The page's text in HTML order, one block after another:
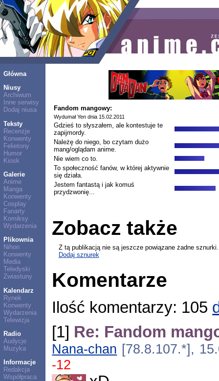
Główna
Niusy
Archiwum
Inne serwisy
Dodaj niusa
Teksty
Recenzje
Konwenty
Felietony
Humor
Kiosk
Galerie
Anime
Manga
Konwenty
Cosplay
Fanarty
Komiksy
Wydarzenia
Plikownia
Nihon
Konwenty
Media
Teledyski
Zwiastuny
Kalendarz
Rynek
Konwenty
Wydarzenia
Telewizja
Radio
Audycje
Muzyka
Informacje
Redakcja
Współpraca
Fandom mangowy:
Wydumał Yen dnia 15.02.2011
Gdzieś to słyszałem, ale kontestuje te
zapijmordy.
Należę do niego, bo czytam dużo
mang/oglądam anime.
Nie wiem co to.
To społeczność fanów, w której aktywnie
się działa.
Jestem fantastą i jak komuś
przydzwonię...
Zobacz także
Z tą publikacją nie są jeszcze powiązane żadne sznurki.
Dodaj sznurek
Komentarze
Ilość komentarzy: 105
[1] Re: Fandom
Nana-chan [78.8.107.*],
-12